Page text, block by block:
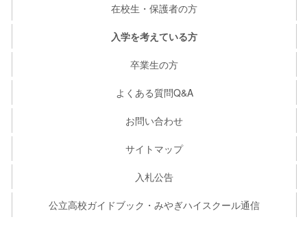
在校生・保護者の方
入学を考えている方
卒業生の方
よくある質問Q&A
お問い合わせ
サイトマップ
入札公告
公立高校ガイドブック・みやぎハイスクール通信